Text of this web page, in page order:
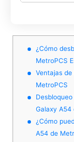
¿Cómo
MetroPCS
Ventajas
MetroPCS
Galaxy A54
¿Cómo
A54 de